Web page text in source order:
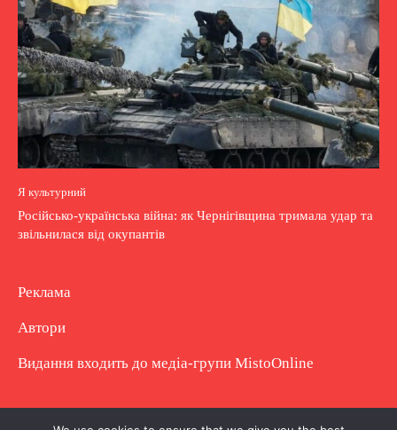
Я культурний
Російсько-українська війна: як Чернігівщина тримала удар та
звільнилася від окупантів
Реклама
Автори
Видання входить до медіа-групи MistoOnline
Copyright © Повне використання матеріалу